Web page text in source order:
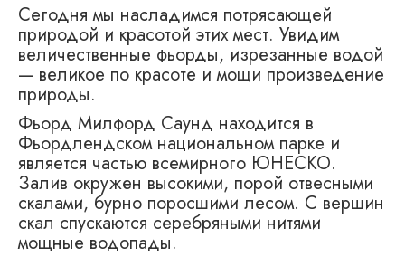
Сегодня мы насладимся потрясающей
природой и красотой этих мест. Увидим
величественные фьорды, изрезанные водой
— великое по красоте и мощи произведение
природы.
Фьорд Милфорд Саунд находится в
Фьордлендском национальном парке и
является частью всемирного ЮНЕСКО.
Залив окружен высокими, порой отвесными
скалами, бурно поросшими лесом. С вершин
скал спускаются серебряными нитями
мощные водопады.